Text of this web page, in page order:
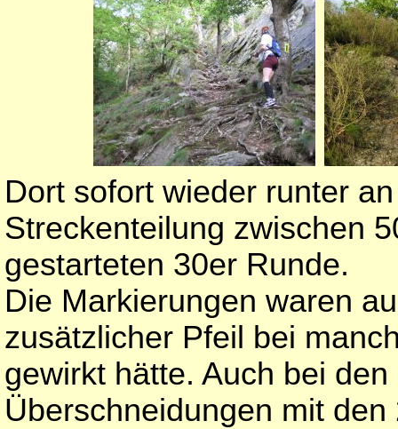
Dort sofort wieder runter
Streckenteilung zwischen
gestarteten 30er Runde.
Die Markierungen waren
zusätzlicher Pfeil bei
gewirkt hätte. Auch bei
Überschneidungen mit